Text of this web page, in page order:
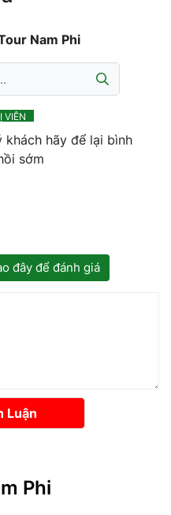
Nam Phi
VIÊN
khách hãy để lại bình
sớm
đây để đánh giá
Luận
Phi